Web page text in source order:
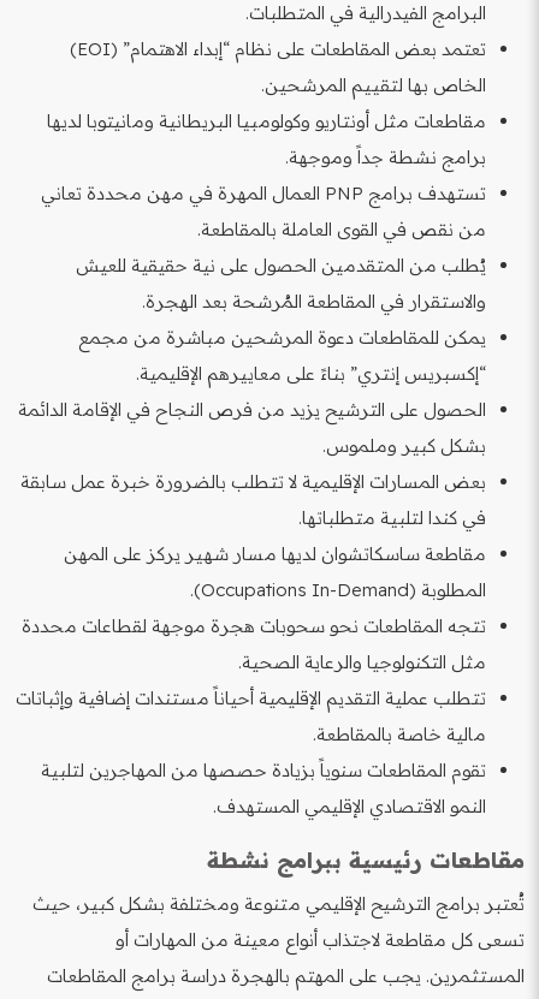
البرامج الفيدرالية في المتطلبات.
تعتمد بعض المقاطعات على نظام “إبداء الاهتمام” (EOI)
الخاص بها لتقييم المرشحين.
مقاطعات مثل أونتاريو وكولومبيا البريطانية ومانيتوبا لديها
برامج نشطة جداً وموجهة.
تستهدف برامج PNP العمال المهرة في مهن محددة تعاني
من نقص في القوى العاملة بالمقاطعة.
يُطلب من المتقدمين الحصول على نية حقيقية للعيش
والاستقرار في المقاطعة المُرشحة بعد الهجرة.
يمكن للمقاطعات دعوة المرشحين مباشرة من مجمع
“إكسبريس إنتري” بناءً على معاييرهم الإقليمية.
الحصول على الترشيح يزيد من فرص النجاح في الإقامة الدائمة
بشكل كبير وملموس.
بعض المسارات الإقليمية لا تتطلب بالضرورة خبرة عمل سابقة
في كندا لتلبية متطلباتها.
مقاطعة ساسكاتشوان لديها مسار شهير يركز على المهن
المطلوبة (Occupations In-Demand).
تتجه المقاطعات نحو سحوبات هجرة موجهة لقطاعات محددة
مثل التكنولوجيا والرعاية الصحية.
تتطلب عملية التقديم الإقليمية أحياناً مستندات إضافية وإثباتات
مالية خاصة بالمقاطعة.
تقوم المقاطعات سنوياً بزيادة حصصها من المهاجرين لتلبية
النمو الاقتصادي الإقليمي المستهدف.
مقاطعات رئيسية ببرامج نشطة
تُعتبر برامج الترشيح الإقليمي متنوعة ومختلفة بشكل كبير، حيث
تسعى كل مقاطعة لاجتذاب أنواع معينة من المهارات أو
المستثمرين. يجب على المهتم بالهجرة دراسة برامج المقاطعات